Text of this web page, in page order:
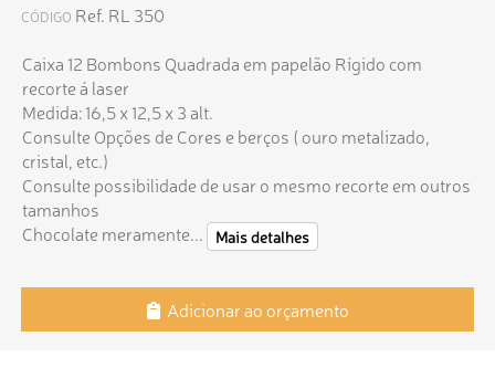
CÓDIGO Ref. RL 350
Caixa 12 Bombons Quadrada em papelão Rígido com
recorte á laser
Medida: 16,5 x 12,5 x 3 alt.
Consulte Opções de Cores e berços ( ouro metalizado,
cristal, etc.)
Consulte possibilidade de usar o mesmo recorte em outros
tamanhos
Chocolate meramente...
Mais detalhes
Adicionar ao orçamento